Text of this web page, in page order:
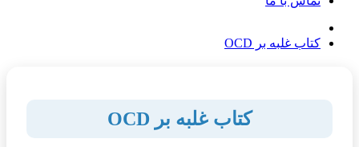
کتاب غلبه بر OCD
کتاب غلبه بر OCD